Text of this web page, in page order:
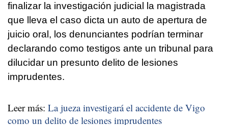
finalizar la investigación judicial la magistrada
que lleva el caso dicta un auto de apertura de
juicio oral, los denunciantes podrían terminar
declarando como testigos ante un tribunal para
dilucidar un presunto delito de lesiones
imprudentes.
Leer más: La jueza investigará el accidente de Vigo
como un delito de lesiones imprudentes